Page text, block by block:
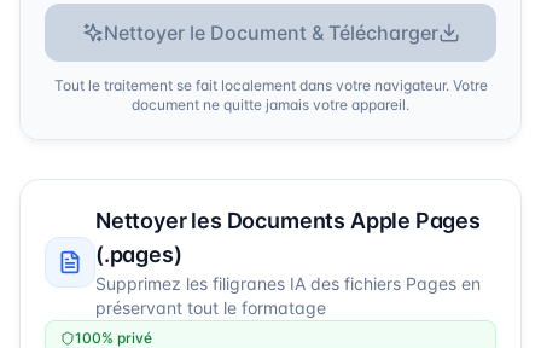
Nettoyer le Document & Télécharger
Tout le traitement se fait localement dans votre navigateur. Votre
document ne quitte jamais votre appareil.
Nettoyer les Documents Apple Pages
(.pages)
Supprimez les filigranes IA des fichiers Pages en
préservant tout le formatage
100% privé